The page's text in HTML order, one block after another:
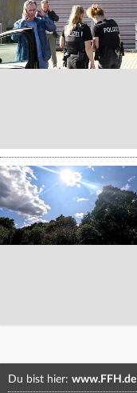
Du bist hier: www.FFH.de